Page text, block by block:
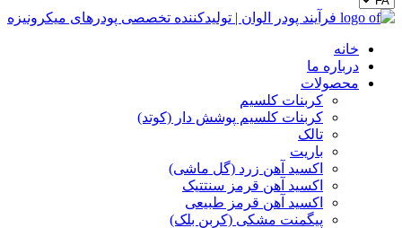
خانه
درباره ما
محصولات
کربنات کلسیم
کربنات کلسیم پوشش دار (کوتد)
تالک
باریت
اکسید آهن زرد (گل ماشی)
اکسید آهن قرمز سنتتیک
اکسید آهن قرمز طبیعی
پیگمنت مشکی (کربن بلک)